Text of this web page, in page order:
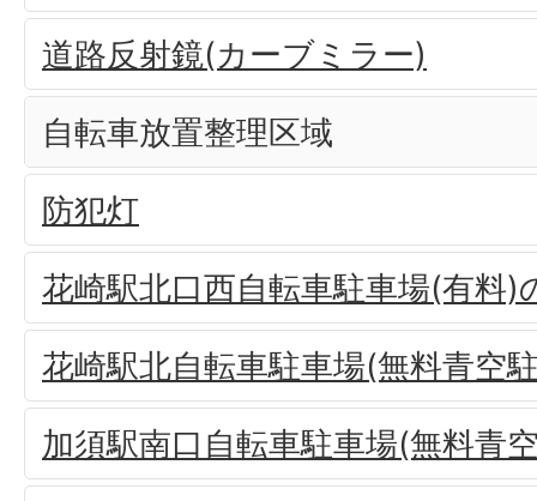
道路反射鏡(カーブミラー)
自転車放置整理区域
防犯灯
花崎駅北口西自転車駐車場(有料)
花崎駅北自転車駐車場(無料青空
加須駅南口自転車駐車場(無料青